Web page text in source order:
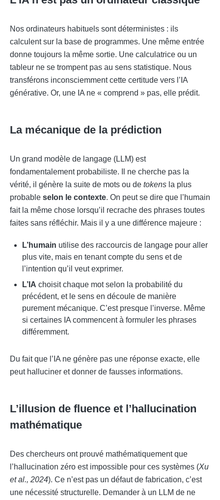
Nos ordinateurs habituels sont déterministes : ils
calculent sur la base de programmes. Une même entrée
donne toujours la même sortie. Une calculatrice ou un
tableur ne se trompent pas au sens statistique. Nous
transférons inconsciemment cette certitude vers l’IA
générative. Or, une IA ne « comprend » pas, elle prédit.
La mécanique de la prédiction
Un grand modèle de langage (LLM) est
fondamentalement probabiliste. Il ne cherche pas la
vérité, il génère la suite de mots ou de tokens la plus
probable selon le contexte. On peut se dire que l’humain
fait la même chose lorsqu’il recrache des phrases toutes
faites sans réfléchir. Mais il y a une différence majeure :
L’humain utilise des raccourcis de langage pour aller
plus vite, mais en tenant compte du sens et de
l’intention qu’il veut exprimer.
L’IA choisit chaque mot selon la probabilité du
précédent, et le sens en découle de manière
purement mécanique. C’est presque l’inverse. Même
si certaines IA commencent à formuler les phrases
différemment.
Du fait que l’IA ne génère pas une réponse exacte, elle
peut halluciner et donner de fausses informations.
L’illusion de fluence et l’hallucination
mathématique
Des chercheurs ont prouvé mathématiquement que
l’hallucination zéro est impossible pour ces systèmes (Xu
et al., 2024). Ce n’est pas un défaut de fabrication, c’est
une nécessité structurelle. Demander à un LLM de ne